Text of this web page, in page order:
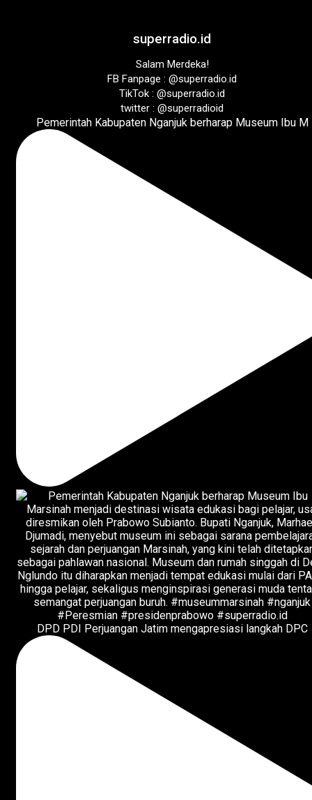
superradio.id
Salam Merdeka!
FB Fanpage : @superradio.id
TikTok : @superradio.id
twitter : @superradioid
Pemerintah Kabupaten Nganjuk berharap Museum Ibu M
DPD PDI Perjuangan Jatim mengapresiasi langkah DPC